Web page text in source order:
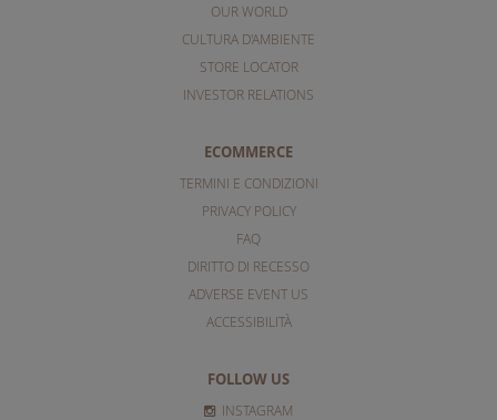
OUR WORLD
CULTURA D'AMBIENTE
STORE LOCATOR
INVESTOR RELATIONS
ECOMMERCE
TERMINI E CONDIZIONI
PRIVACY POLICY
FAQ
DIRITTO DI RECESSO
ADVERSE EVENT US
ACCESSIBILITÀ
FOLLOW US
INSTAGRAM